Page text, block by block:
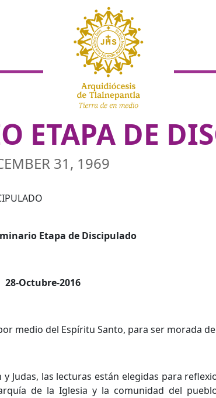
ETAPA DE
31, 1969
Etapa de Discipulado
28-Octubre-2016
medio del Espíritu Santo, para ser morada
Judas, las lecturas están elegidas para
de la Iglesia y la comunidad del